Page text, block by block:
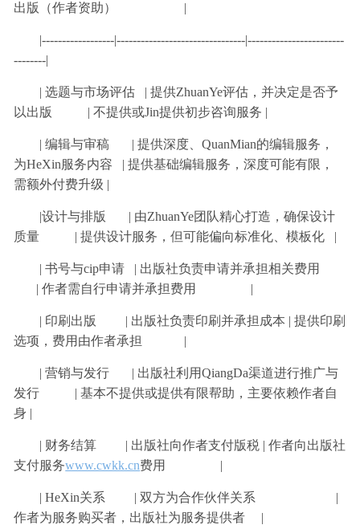
出版（作者资助） |
|------------------|--------------------------------|------------------------
--------|
| 选题与市场评估 | 提供ZhuanYe评估，并决定是否予
以出版 | 不提供或Jin提供初步咨询服务 |
| 编辑与审稿 | 提供深度、QuanMian的编辑服务，
为HeXin服务内容 | 提供基础编辑服务，深度可能有限，
需额外付费升级 |
|设计与排版 | 由ZhuanYe团队精心打造，确保设计
质量 | 提供设计服务，但可能偏向标准化、模板化 |
| 书号与cip申请 | 出版社负责申请并承担相关费用
| 作者需自行申请并承担费用 |
| 印刷出版 | 出版社负责印刷并承担成本 | 提供印刷
选项，费用由作者承担 |
| 营销与发行 | 出版社利用QiangDa渠道进行推广与
发行 | 基本不提供或提供有限帮助，主要依赖作者自
身 |
| 财务结算 | 出版社向作者支付版税 | 作者向出版社
支付服务www.cwkk.cn费用 |
| HeXin关系 | 双方为合作伙伴关系 |
作者为服务购买者，出版社为服务提供者 |